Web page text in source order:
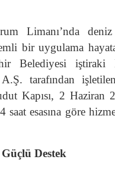
Limanı’nda
bir uygulama
Belediyesi iştiraki
tarafından
Kapısı, 2 Haziran
saat esasına göre
Destek